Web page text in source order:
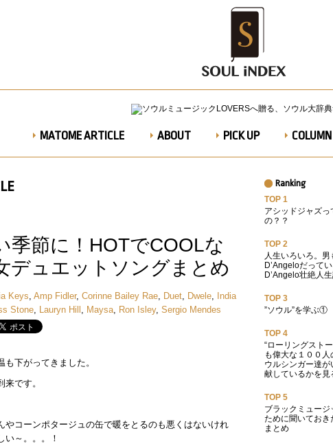
MATOME ARTICLE ABOUT PICK UP COLUMN
季節に！HOTでCOOLな
デュエットソングまとめ
Keys, Amp Fidler, Corinne Bailey Rae, Duet, Dwele,
India
Stone, Lauryn Hill , Maysa, Ron Isley, Sergio Mendes
下がってきました。
です。
やコーンポタージュの缶で暖をとるのも悪くはないけれ
い～。。。！
Ranking
TOP 1
アシッドジャズっ
の？？
TOP 2
人生いろいろ。男
D’Angeloだって
D’Angelo壮絶人
TOP 3
”ソウル”を学ぶ
TOP 4
“ローリングスト
も偉大な１００人
ウルシンガー達
献しているかを見
TOP 5
ブラックミュー
ために聞いておき
まとめ